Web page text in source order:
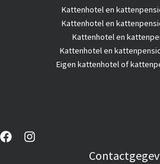
Kattenhotelen
Kattenhotel en
Kattenhotel en
Kattenhotel en
Eigen kattenhotel of